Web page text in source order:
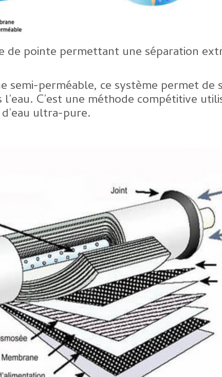
de pointe permettant une séparation
perméable, ce système permet de
C’est une méthode compétitive
ultra-pure.